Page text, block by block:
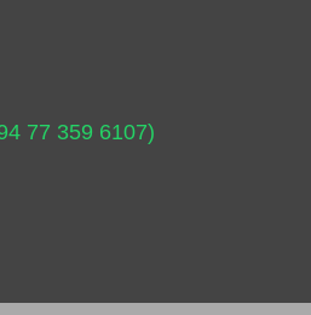
77 359 6107)